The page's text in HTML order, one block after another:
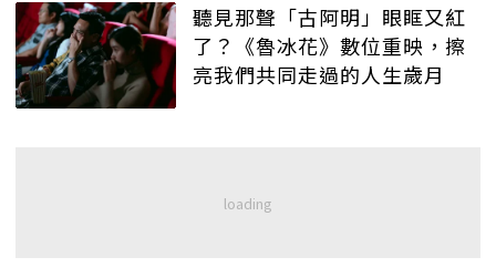
聽見那聲「古阿明」眼眶又紅
了？《魯冰花》數位重映，擦
亮我們共同走過的人生歲月